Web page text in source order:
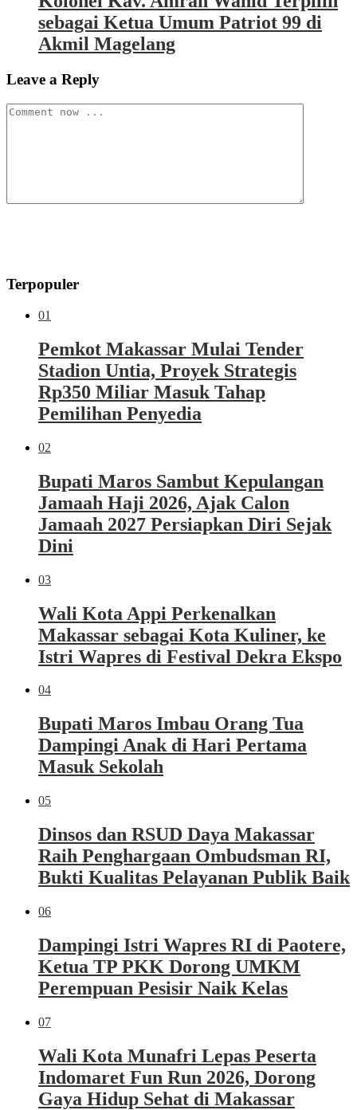
sebagai Ketua Umum Patriot 99 di
Akmil Magelang
Leave a Reply
Terpopuler
01
Pemkot Makassar Mulai Tender
Stadion Untia, Proyek Strategis
Rp350 Miliar Masuk Tahap
Pemilihan Penyedia
02
Bupati Maros Sambut Kepulangan
Jamaah Haji 2026, Ajak Calon
Jamaah 2027 Persiapkan Diri Sejak
Dini
03
Wali Kota Appi Perkenalkan
Makassar sebagai Kota Kuliner, ke
Istri Wapres di Festival Dekra Ekspo
04
Bupati Maros Imbau Orang Tua
Dampingi Anak di Hari Pertama
Masuk Sekolah
05
Dinsos dan RSUD Daya Makassar
Raih Penghargaan Ombudsman RI,
Bukti Kualitas Pelayanan Publik Baik
06
Dampingi Istri Wapres RI di Paotere,
Ketua TP PKK Dorong UMKM
Perempuan Pesisir Naik Kelas
07
Wali Kota Munafri Lepas Peserta
Indomaret Fun Run 2026, Dorong
Gaya Hidup Sehat di Makassar